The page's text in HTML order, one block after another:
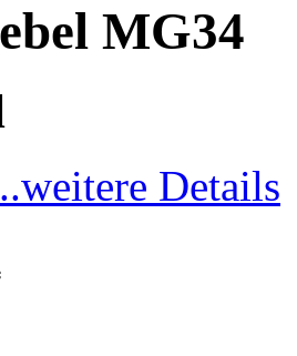
MG34
Details